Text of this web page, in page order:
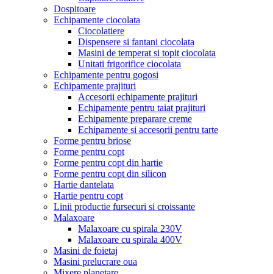
Dospitoare
Echipamente ciocolata
Ciocolatiere
Dispensere si fantani ciocolata
Masini de temperat si topit ciocolata
Unitati frigorifice ciocolata
Echipamente pentru gogosi
Echipamente prajituri
Accesorii echipamente prajituri
Echipamente pentru taiat prajituri
Echipamente preparare creme
Echipamente si accesorii pentru tarte
Forme pentru briose
Forme pentru copt
Forme pentru copt din hartie
Forme pentru copt din silicon
Hartie dantelata
Hartie pentru copt
Linii productie fursecuri si croissante
Malaxoare
Malaxoare cu spirala 230V
Malaxoare cu spirala 400V
Masini de foietaj
Masini prelucrare oua